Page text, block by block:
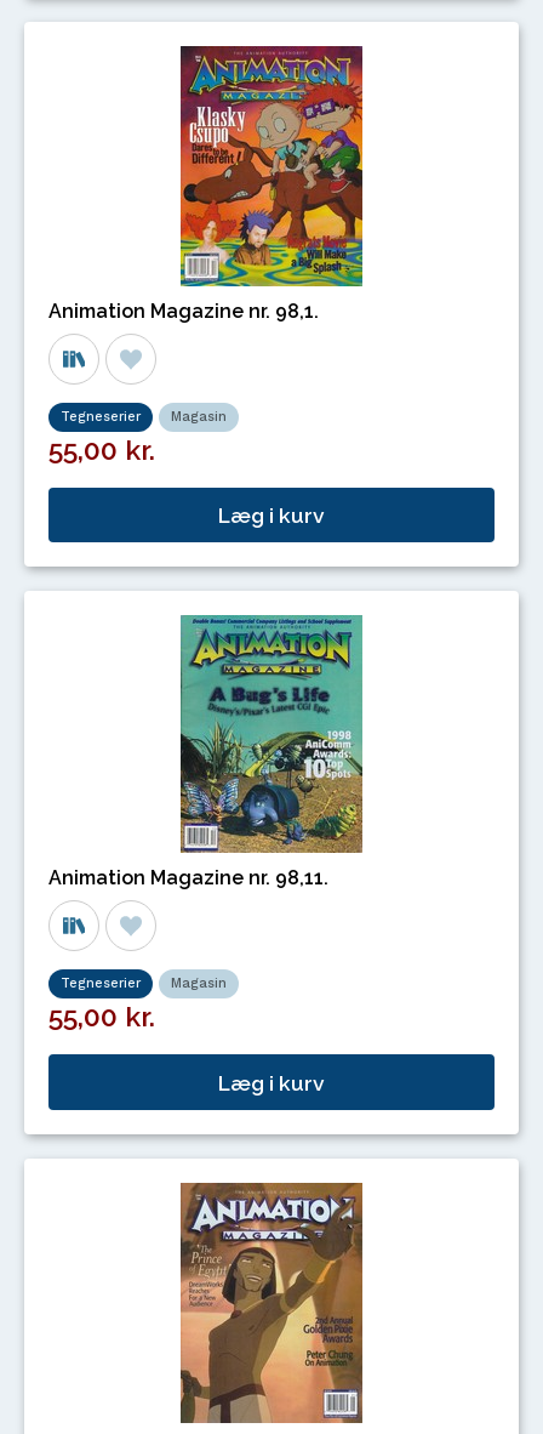
Animation Magazine nr. 98,1.
Tegneserier Magasin
55,00 kr.
Læg i kurv
Animation Magazine nr. 98,11.
Tegneserier Magasin
55,00 kr.
Læg i kurv